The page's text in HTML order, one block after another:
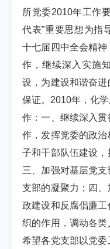
所党委2010年工作
代表”重要思想为指
十七届四中全会精
作，继续深入实施
设，为建设和谐奋
保证。2010年，化
作：一、继续深入
作，发挥党委的政
子和干部队伍建设，
三、加强对基层党
支部的凝聚力；四
政建设和反腐倡廉
织的作用，调动各类
希望各党支部以党